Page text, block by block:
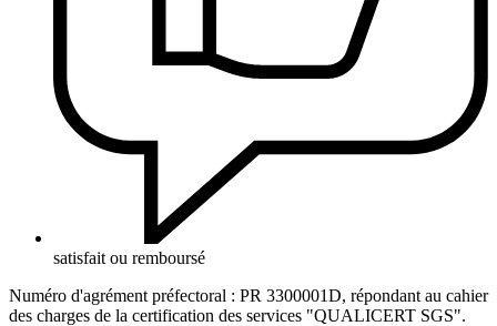
satisfait ou remboursé
Numéro d'agrément préfectoral : PR 3300001D, répondant au cahier
des charges de la certification des services "QUALICERT SGS".